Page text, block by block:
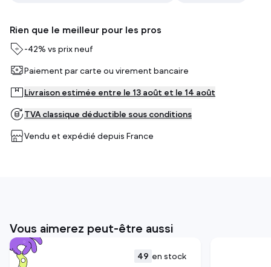
Rien que le meilleur pour les pros
-42% vs prix neuf
Paiement par carte ou virement bancaire
Livraison estimée entre le 13 août et le 14 août
TVA classique déductible sous conditions
Vendu et expédié depuis France
Vous aimerez peut-être aussi
49 en stock